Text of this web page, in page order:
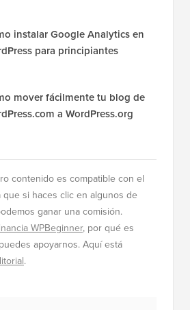
instalar Google Analytics en
para principiantes
mover fácilmente tu blog de
a WordPress.org
contenido es compatible con el
que si haces clic en algunos de
ganar una comisión.
WPBeginner, por qué es
apoyarnos. Aquí está
.